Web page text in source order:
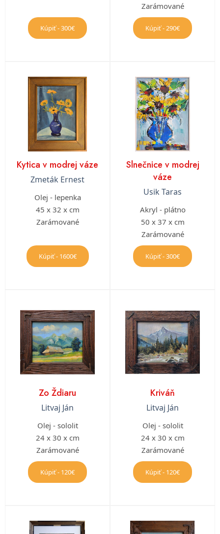
Kúpiť - 300€
Zarámované
Kúpiť - 290€
Kytica v modrej váze
Zmeták Ernest
Olej - lepenka
45 x 32 x cm
Zarámované
Kúpiť - 1600€
Slnečnice v modrej
váze
Usik Taras
Akryl - plátno
50 x 37 x cm
Zarámované
Kúpiť - 300€
Zo Ždiaru
Litvaj Ján
Olej - sololit
24 x 30 x cm
Zarámované
Kúpiť - 120€
Kriváň
Litvaj Ján
Olej - sololit
24 x 30 x cm
Zarámované
Kúpiť - 120€